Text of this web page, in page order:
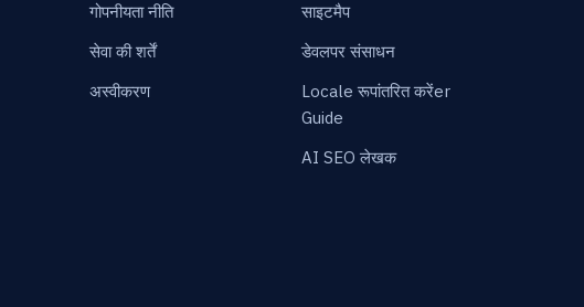
गोपनीयता नीति
सेवा की शर्तें
अस्वीकरण
साइटमैप
डेवलपर संसाधन
Locale रूपांतरित करेंer
Guide
AI SEO लेखक